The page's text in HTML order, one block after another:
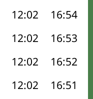
12:02 16:54
12:02 16:53
12:02 16:52
12:02 16:51